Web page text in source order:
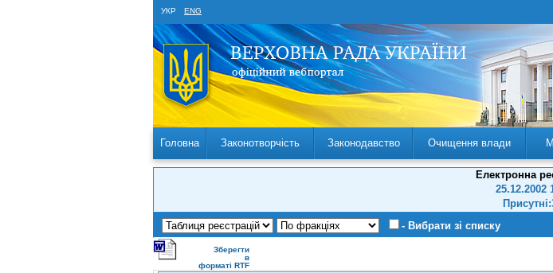
УКР ENG
Головна Законотворчість Законодавство Очищення влади
Електронна
25.12.2002
- Вибрати зі списку
Зберегти
в
форматі RTF